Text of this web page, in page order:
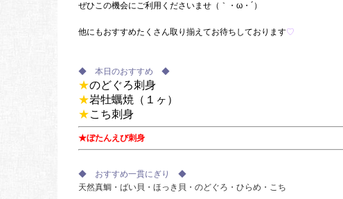
ぜひこの機会にご利用くださいませ（｀・ω・´）
他にもおすすめたくさん取り揃えてお待ちしております♡
◆ 本日のおすすめ ◆
★のどぐろ刺身
★岩牡蠣焼（１ヶ）
★こち刺身
★ぼたんえび刺身
◆ おすすめ一貫にぎり ◆
天然真鯛・ばい貝・ほっき貝・のどぐろ・ひらめ・こち